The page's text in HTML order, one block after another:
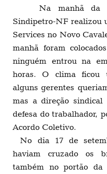
Na manhã da
Sindipetro-NF realizou
Services no Novo
manhã foram
ninguém entrou na
horas. O clima ficou
alguns gerentes
mas a direção sindical
defesa do trabalhador,
Acordo Coletivo.
No dia 17 de
haviam cruzado os
também no portão da